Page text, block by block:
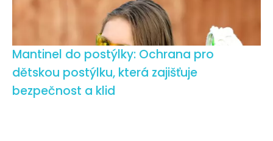
Mantinel do postýlky: Ochrana pro
dětskou postýlku, která zajišťuje
bezpečnost a klid